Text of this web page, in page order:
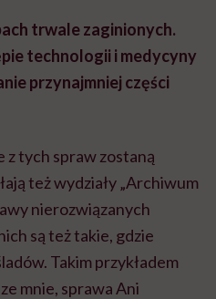
trwale zaginionych.
technologii i medycyny
przynajmniej części
z tych spraw zostaną
też wydziały „Archiwum
nierozwiązanych
są też takie, gdzie
Takim przykładem
mnie, sprawa Ani